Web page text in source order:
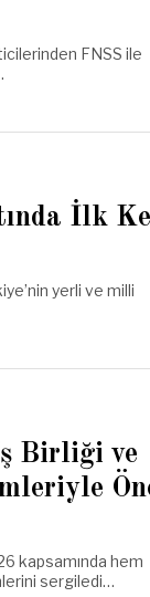
FNSS ile
İlk
yerli ve milli
Birliği ve
kapsamında hem
sergiledi…